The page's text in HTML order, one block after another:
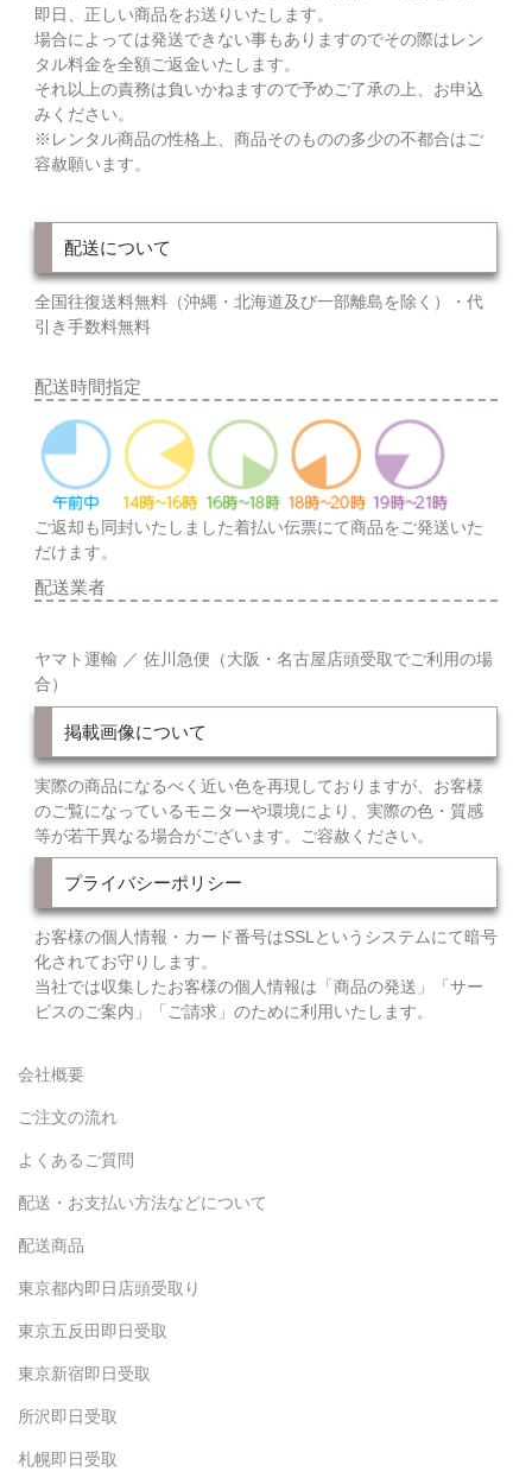
即日、正しい商品をお送りいたします。
場合によっては発送できない事もありますのでその際はレン
タル料金を全額ご返金いたします。
それ以上の責務は負いかねますので予めご了承の上、お申込
みください。
※レンタル商品の性格上、商品そのものの多少の不都合はご
容赦願います。
配送について
全国往復送料無料（沖縄・北海道及び一部離島を除く）・代
引き手数料無料
配送時間指定
ご返却も同封いたしました着払い伝票にて商品をご発送いた
だけます。
配送業者
ヤマト運輸 ／ 佐川急便（大阪・名古屋店頭受取でご利用の場
合）
掲載画像について
実際の商品になるべく近い色を再現しておりますが、お客様
のご覧になっているモニターや環境により、実際の色・質感
等が若干異なる場合がございます。ご容赦ください。
プライバシーポリシー
お客様の個人情報・カード番号はSSLというシステムにて暗号
化されてお守りします。
当社では収集したお客様の個人情報は「商品の発送」「サー
ビスのご案内」「ご請求」のために利用いたします。
会社概要
ご注文の流れ
よくあるご質問
配送・お支払い方法などについて
配送商品
東京都内即日店頭受取り
東京五反田即日受取
東京新宿即日受取
所沢即日受取
札幌即日受取